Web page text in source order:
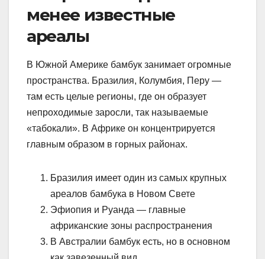
менее известные
ареалы
В Южной Америке бамбук занимает огромные
пространства. Бразилия, Колумбия, Перу —
там есть целые регионы, где он образует
непроходимые заросли, так называемые
«табокали». В Африке он концентрируется
главным образом в горных районах.
Бразилия имеет один из самых крупных
ареалов бамбука в Новом Свете
Эфиопия и Руанда — главные
африканские зоны распространения
В Австралии бамбук есть, но в основном